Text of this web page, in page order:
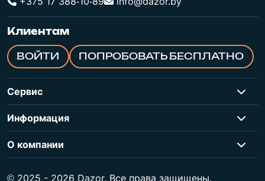
Клиентам
ВОЙТИ ПОПРОБОВАТЬ БЕСПЛАТНО
Сервис
Информация
О компании
© 2025 - 2026 Dazor. Все права защищены.